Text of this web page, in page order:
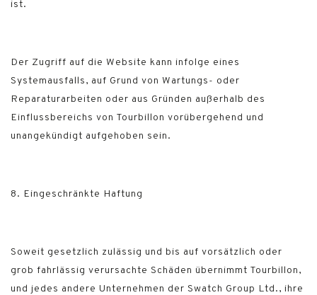
ist.
Der Zugriff auf die Website kann infolge eines
Systemausfalls, auf Grund von Wartungs- oder
Reparaturarbeiten oder aus Gründen außerhalb des
Einflussbereichs von Tourbillon vorübergehend und
unangekündigt aufgehoben sein.
8. Eingeschränkte Haftung
Soweit gesetzlich zulässig und bis auf vorsätzlich oder
grob fahrlässig verursachte Schäden übernimmt Tourbillon,
und jedes andere Unternehmen der Swatch Group Ltd., ihre